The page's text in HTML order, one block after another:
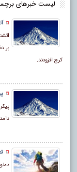
لیست خبرهای
بر
کرج افزودند.